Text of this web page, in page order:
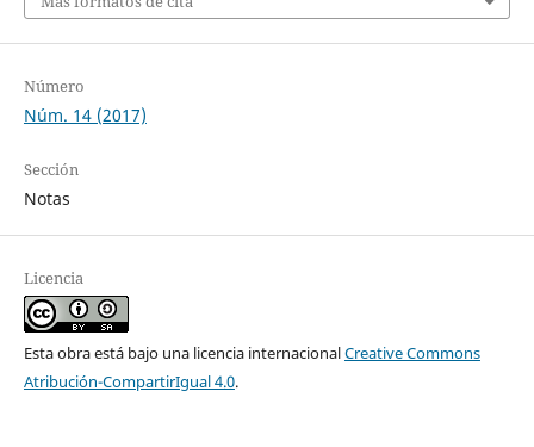
Número
Núm. 14 (2017)
Sección
Notas
Licencia
Esta obra está bajo una licencia internacionalCreative Commons
Atribución-CompartirIgual 4.0.